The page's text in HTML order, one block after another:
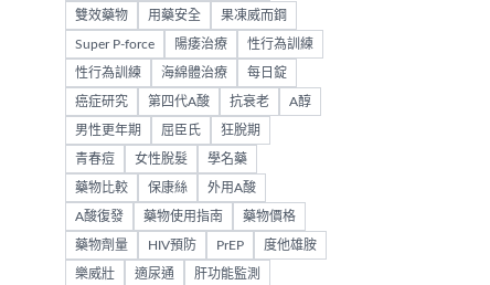
雙效藥物 用藥安全 果凍威而鋼
Super P-force 陽痿治療 性行為訓練
性行為訓練 海綿體治療 每日錠
癌症研究 第四代A酸 抗衰老 A醇
男性更年期 屈臣氏 狂脫期
青春痘 女性脫髮 學名藥
藥物比較 保康絲 外用A酸
A酸復發 藥物使用指南 藥物價格
藥物劑量 HIV預防 PrEP 度他雄胺
樂威壯 適尿通 肝功能監測